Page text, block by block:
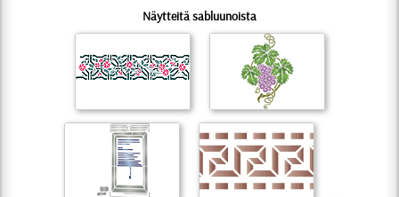
Näytteitä sabluunoista